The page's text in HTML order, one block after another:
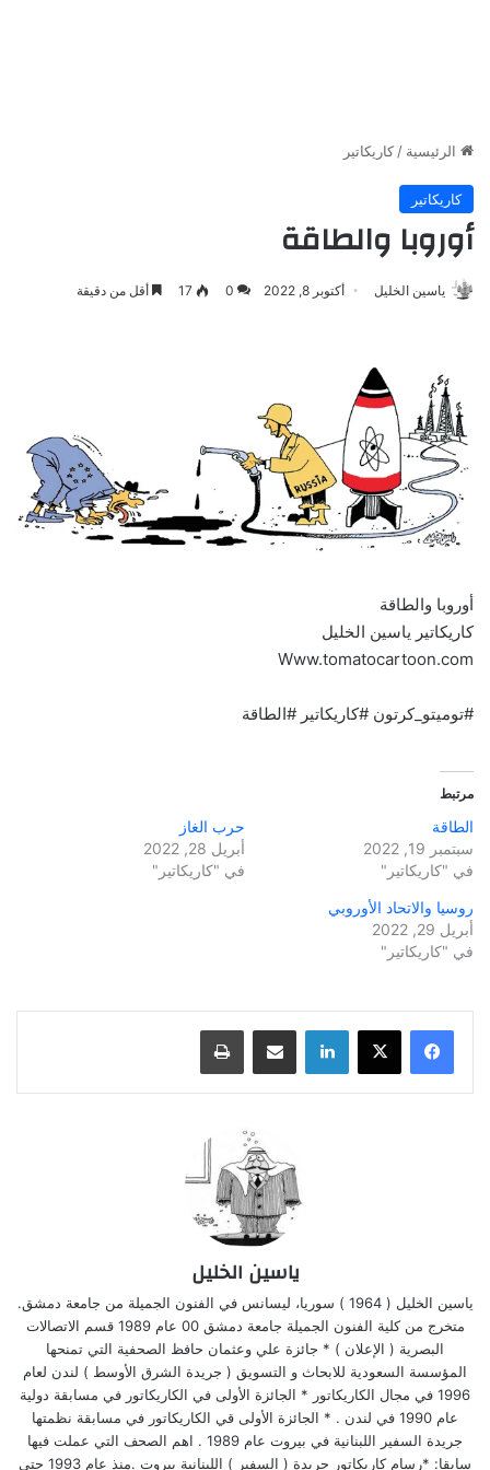
الرئيسية / كاريكاتير
كاريكاتير
أوروبا والطاقة
ياسين الخليل أكتوبر 8, 2022 0
17 أقل من دقيقة
أوروبا والطاقة
كاريكاتير ياسين الخليل
Www.tomatocartoon.com
#توميتو_كرتون #كاريكاتير #الطاقة
مرتبط
الطاقة
سبتمبر 19, 2022
في "كاريكاتير"
حرب الغاز
أبريل 28, 2022
في "كاريكاتير"
روسيا والاتحاد الأوروبي
أبريل 29, 2022
في "كاريكاتير"
لينكدإن مشاركة عبر البريد طباعة
ياسين الخليل
ياسين الخليل ( 1964 ) سوريا، ليسانس في الفنون الجميلة من جامعة دمشق.
متخرج من كلية الفنون الجميلة جامعة دمشق 00 عام 1989 قسم الاتصالات
البصرية ( الإعلان ) * جائزة علي وعثمان حافظ الصحفية التي تمنحها
المؤسسة السعودية للابحاث و التسويق ( جريدة الشرق الأوسط ) لندن لعام
1996 في مجال الكاريكاتور * الجائزة الأولى في الكاريكاتور في مسابقة دولية
عام 1990 في لندن . * الجائزة الأولى قي الكاريكاتور في مسابقة نظمتها
جريدة السفير اللبنانية في بيروت عام 1989 . اهم الصحف التي عملت فيها
سابقا: *رسام كاريكاتور جريدة ( السفير ) اللبنانية بيروت .منذ عام 1993 حتى